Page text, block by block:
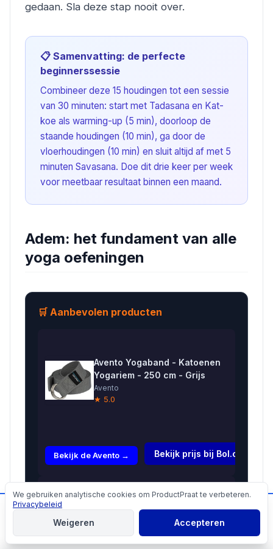
gedaan. Sla deze stap nooit over.
📋 Samenvatting: de perfecte
beginnerssessie
Combineer deze 15 houdingen tot een sessie
van 30 minuten: start met Tadasana en Kat-
koe als warming-up (5 min), doorloop de
staande houdingen (10 min), ga door de
vloerhoudingen (10 min) en sluit altijd af met 5
minuten Savasana. Doe dit drie keer per week
voor meetbaar resultaat binnen een maand.
Adem: het fundament van alle
yoga oefeningen
🛒 Aanbevolen producten
Avento Yogaband - Katoenen
Yogariem - 250 cm - Grijs
Avento
★ 5.0
Bekijk de Avento → Bekijk prijs bij Bol.com →
Yoga riem
Bekijk de Yoga →
Cookies
We gebruiken analytische cookies om ProductPraat te verbeteren.
Privacybeleid
Weigeren Accepteren
📬Mis geen producttips!
Aanmelden